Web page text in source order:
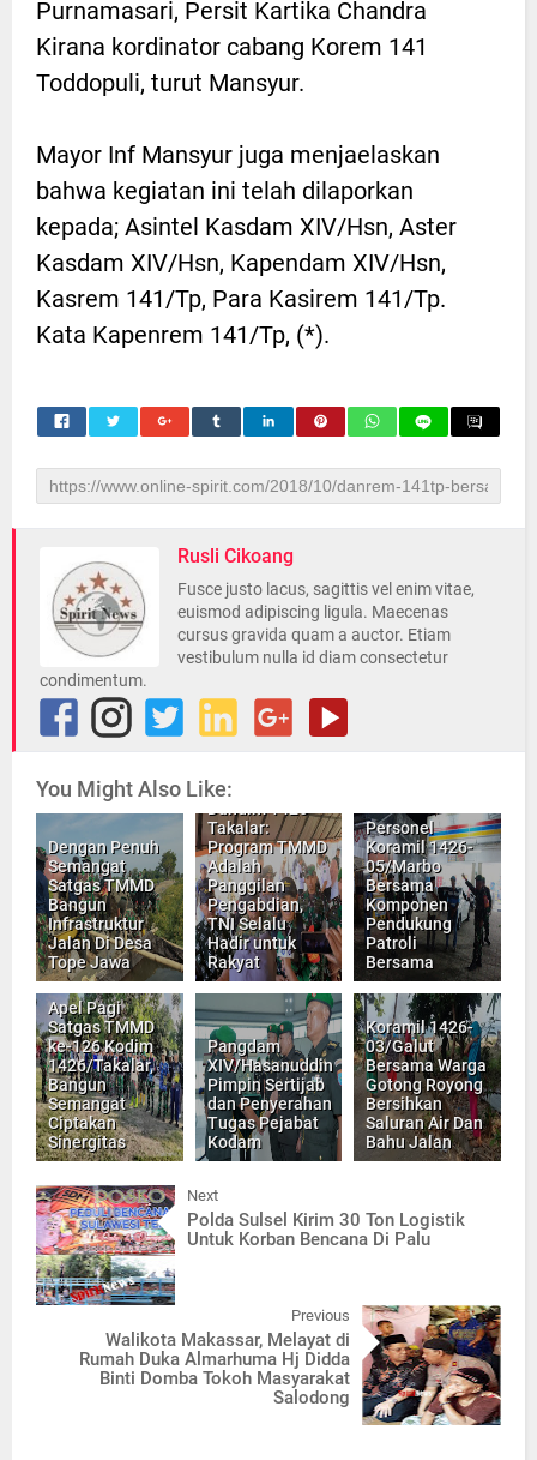
Purnamasari, Persit Kartika Chandra
Kirana kordinator cabang Korem 141
Toddopuli, turut Mansyur.
Mayor Inf Mansyur juga menjaelaskan
bahwa kegiatan ini telah dilaporkan
kepada; Asintel Kasdam XIV/Hsn, Aster
Kasdam XIV/Hsn, Kapendam XIV/Hsn,
Kasrem 141/Tp, Para Kasirem 141/Tp.
Kata Kapenrem 141/Tp, (*).
Rusli Cikoang
Fusce justo lacus, sagittis vel enim vitae,
euismod adipiscing ligula. Maecenas
cursus gravida quam a auctor. Etiam
vestibulum nulla id diam consectetur
condimentum.
You Might Also Like:
Dengan Penuh
Semangat
Satgas TMMD
Bangun
Infrastruktur
Jalan Di Desa
Tope Jawa
Dandim 1426-
Takalar:
Program TMMD
Adalah
Panggilan
Pengabdian,
TNI Selalu
Hadir untuk
Rakyat
Personel
Koramil 1426-
05/Marbo
Bersama
Komponen
Pendukung
Patroli
Bersama
Apel Pagi
Satgas TMMD
ke-126 Kodim
1426/Takalar,
Bangun
Semangat
Ciptakan
Sinergitas
Pangdam
XIV/Hasanuddin
Pimpin Sertijab
dan Penyerahan
Tugas Pejabat
Kodam
Koramil 1426-
03/Galut
Bersama Warga
Gotong Royong
Bersihkan
Saluran Air Dan
Bahu Jalan
Next
Polda Sulsel Kirim 30 Ton Logistik
Untuk Korban Bencana Di Palu
Previous
Walikota Makassar, Melayat di
Rumah Duka Almarhuma Hj Didda
Binti Domba Tokoh Masyarakat
Salodong